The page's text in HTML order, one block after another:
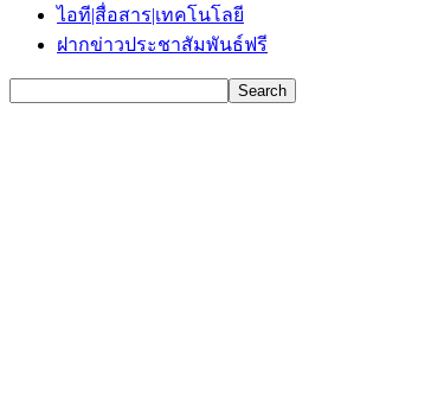
ไอที|สื่อสาร|เทคโนโลยี
ฝากข่าวประชาสัมพันธ์ฟรี